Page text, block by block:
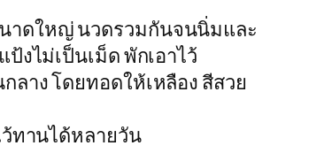
าดใหญ่ นวดรวมกันจนนิ่มและ
งไม่เป็นเม็ด พักเอาไว้
าง โดยทอดให้เหลือง สีสวย
ทานได้หลายวัน